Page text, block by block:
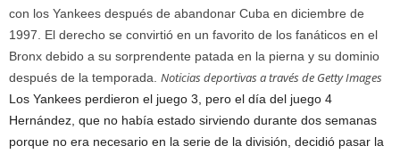
con los Yankees después de abandonar Cuba en diciembre de
1997. El derecho se convirtió en un favorito de los fanáticos en el
Bronx debido a su sorprendente patada en la pierna y su dominio
después de la temporada. Noticias deportivas a través de Getty Images
Los Yankees perdieron el juego 3, pero el día del juego 4
Hernández, que no había estado sirviendo durante dos semanas
porque no era necesario en la serie de la división, decidió pasar la